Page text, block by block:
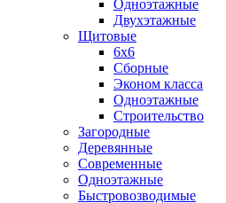
Одноэтажные
Двухэтажные
Щитовые
6х6
Сборные
Эконом класса
Одноэтажные
Строительство
Загородные
Деревянные
Современные
Одноэтажные
Быстровозводимые